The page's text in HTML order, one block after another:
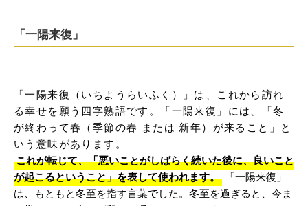
「一陽来復」
「一陽来復（いちようらいふく）」は、これから訪れ
る幸せを願う四字熟語です。「一陽来復」には、「冬
が終わって春（季節の春 または 新年）が来ること」と
いう意味があります。
これが転じて、「悪いことがしばらく続いた後に、良いこと
が起こるということ」を表して使われます。
「一陽来復」
は、もともと冬至を指す言葉でした。冬至を過ぎると、今ま